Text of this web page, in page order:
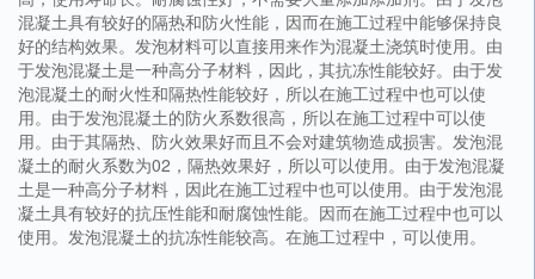
混凝土具有较好的隔热和防火性能，因而在施工过程中能够保持良
好的结构效果。发泡材料可以直接用来作为混凝土浇筑时使用。由
于发泡混凝土是一种高分子材料，因此，其抗冻性能较好。由于发
泡混凝土的耐火性和隔热性能较好，所以在施工过程中也可以使
用。由于发泡混凝土的防火系数很高，所以在施工过程中可以使
用。由于其隔热、防火效果好而且不会对建筑物造成损害。发泡混
凝土的耐火系数为02，隔热效果好，所以可以使用。由于发泡混凝
土是一种高分子材料，因此在施工过程中也可以使用。由于发泡混
凝土具有较好的抗压性能和耐腐蚀性能。因而在施工过程中也可以
使用。发泡混凝土的抗冻性能较高。在施工过程中，可以使用。